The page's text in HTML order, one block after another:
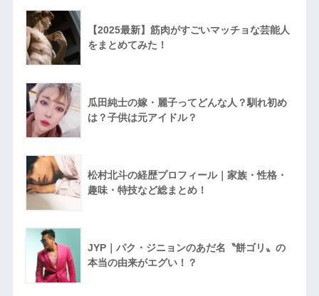
【2025最新】筋肉がすごいマッチョな芸能人
をまとめてみた！
瓜田純士の嫁・麗子ってどんな人？馴れ初め
は？子供は元アイドル？
松村北斗の経歴プロフィール｜家族・性格・
趣味・特技など総まとめ！
JYP｜パク・ジニョンのあだ名〝餅ゴリ〟の
本当の由来がエグい！？